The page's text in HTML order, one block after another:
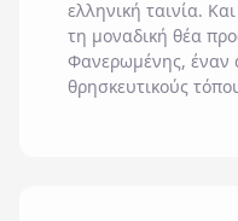
ελληνική ταινία.
τη μοναδική θέα
Φανερωμένης, έναν
θρησκευτικούς